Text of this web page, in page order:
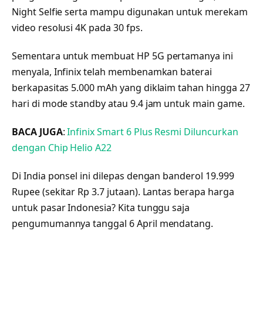
Night Selfie serta mampu digunakan untuk merekam
video resolusi 4K pada 30 fps.
Sementara untuk membuat HP 5G pertamanya ini
menyala, Infinix telah membenamkan baterai
berkapasitas 5.000 mAh yang diklaim tahan hingga 27
hari di mode standby atau 9.4 jam untuk main game.
BACA JUGA:Infinix Smart 6 Plus Resmi Diluncurkan
dengan Chip Helio A22
Di India ponsel ini dilepas dengan banderol 19.999
Rupee (sekitar Rp 3.7 jutaan). Lantas berapa harga
untuk pasar Indonesia? Kita tunggu saja
pengumumannya tanggal 6 April mendatang.